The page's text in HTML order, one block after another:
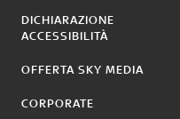
DICHIARAZIONE
ACCESSIBILITÀ
OFFERTA SKY MEDIA
CORPORATE